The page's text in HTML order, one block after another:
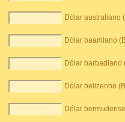
Dólar australiano
Dólar baamiano
Dólar barbadiano
Dólar belizenho
Dólar